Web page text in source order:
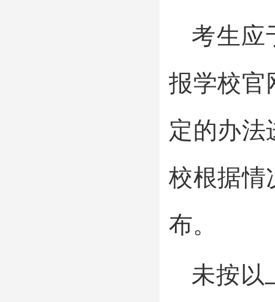
考生应
报学校官
定的办法
校根据情
布。
未按以